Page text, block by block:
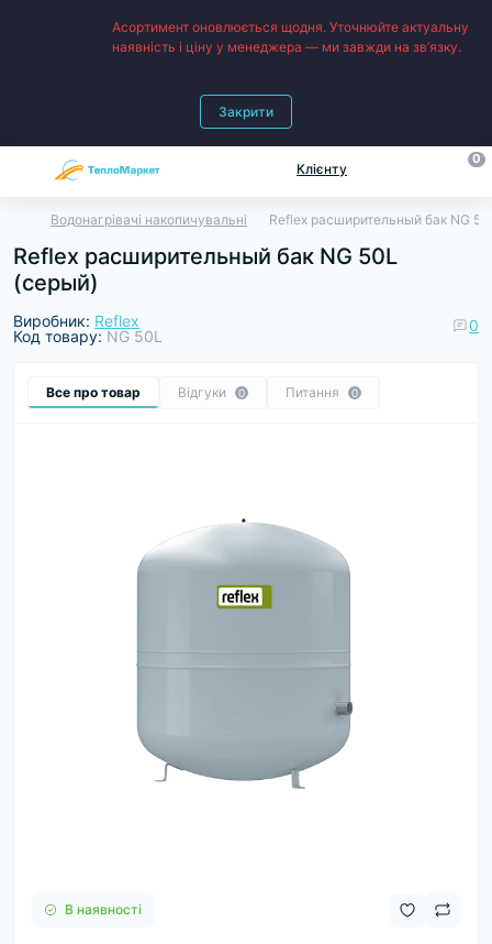
Асортимент оновлюється щодня. Уточнюйте актуальну
наявність і ціну у менеджера — ми завжди на зв’язку.
Закрити
Клієнту
0
Водонагрівачі накопичувальні Reflex расширительный бак NG
Reflex расширительный бак NG 50L
(серый)
Виробник: Reflex
Код товару: NG 50L
0
Все про товар Відгуки 0 Питання 0
В наявності